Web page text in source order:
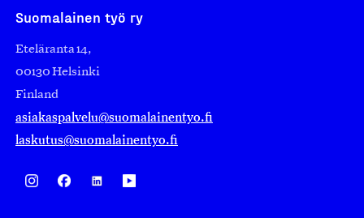
Suomalainen työ ry
Eteläranta 14,
00130 Helsinki
Finland
asiakaspalvelu@suomalainentyo.fi
laskutus@suomalainentyo.fi